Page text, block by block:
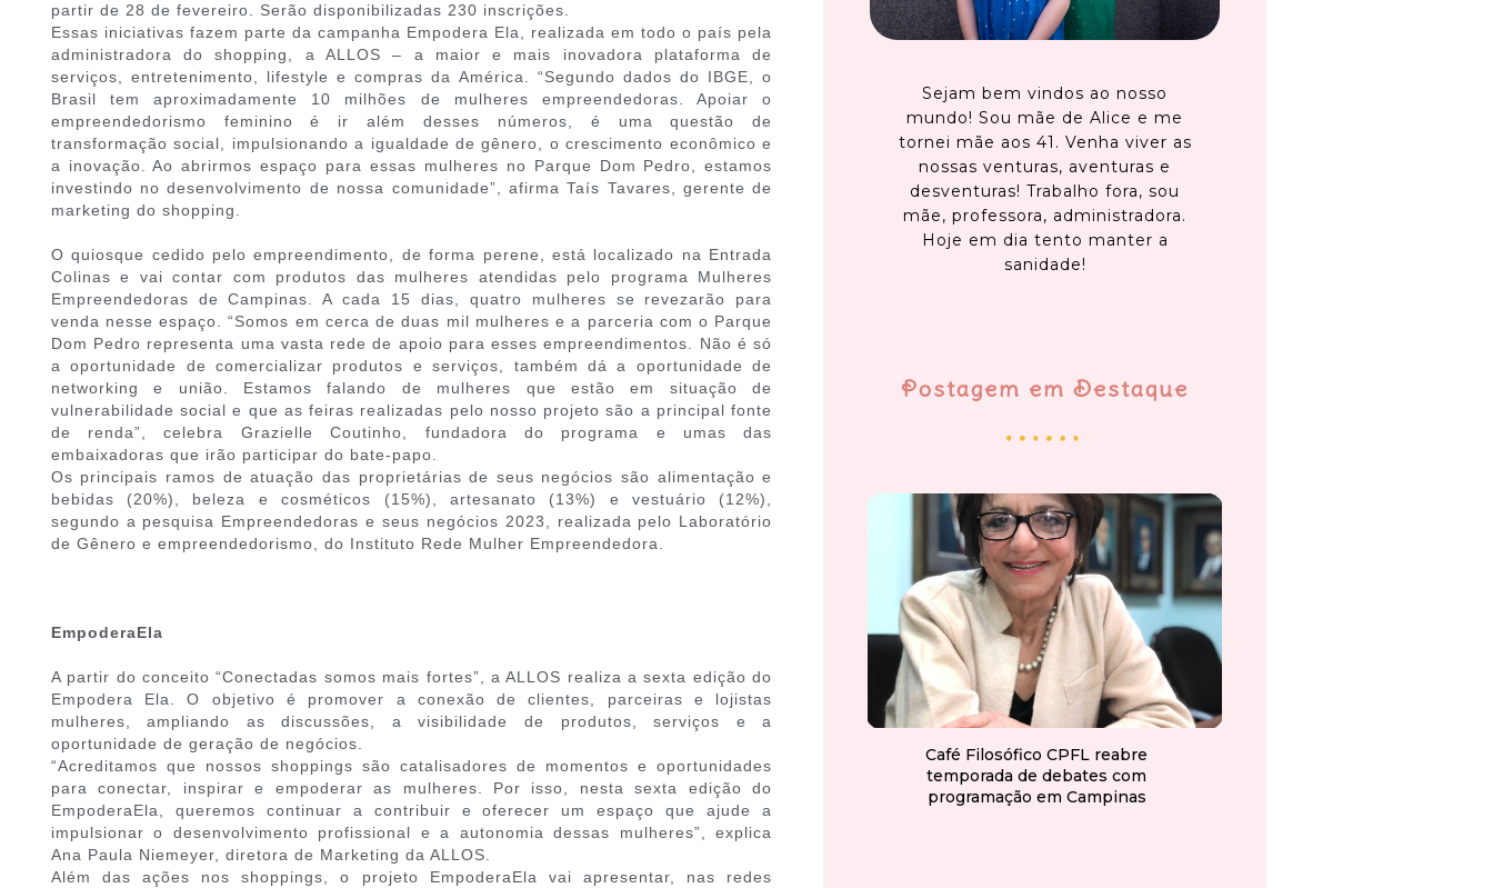
partir de 28 de fevereiro. Serão disponibilizadas 230 inscrições.
Essas iniciativas fazem parte da campanha Empodera Ela, realizada em todo o país pela
administradora do shopping, a ALLOS – a maior e mais inovadora plataforma de
serviços, entretenimento, lifestyle e compras da América. “Segundo dados do IBGE, o
Brasil tem aproximadamente 10 milhões de mulheres empreendedoras. Apoiar o
empreendedorismo feminino é ir além desses números, é uma questão de
transformação social, impulsionando a igualdade de gênero, o crescimento econômico e
a inovação. Ao abrirmos espaço para essas mulheres no Parque Dom Pedro, estamos
investindo no desenvolvimento de nossa comunidade”, afirma Taís Tavares, gerente de
marketing do shopping.
O quiosque cedido pelo empreendimento, de forma perene, está localizado na Entrada
Colinas e vai contar com produtos das mulheres atendidas pelo programa Mulheres
Empreendedoras de Campinas. A cada 15 dias, quatro mulheres se revezarão para
venda nesse espaço. “Somos em cerca de duas mil mulheres e a parceria com o Parque
Dom Pedro representa uma vasta rede de apoio para esses empreendimentos. Não é só
a oportunidade de comercializar produtos e serviços, também dá a oportunidade de
networking e união. Estamos falando de mulheres que estão em situação de
vulnerabilidade social e que as feiras realizadas pelo nosso projeto são a principal fonte
de renda”, celebra Grazielle Coutinho, fundadora do programa e umas das
embaixadoras que irão participar do bate-papo.
Os principais ramos de atuação das proprietárias de seus negócios são alimentação e
bebidas (20%), beleza e cosméticos (15%), artesanato (13%) e vestuário (12%),
segundo a pesquisa Empreendedoras e seus negócios 2023, realizada pelo Laboratório
de Gênero e empreendedorismo, do Instituto Rede Mulher Empreendedora.
EmpoderaEla
A partir do conceito “Conectadas somos mais fortes”, a ALLOS realiza a sexta edição do
Empodera Ela. O objetivo é promover a conexão de clientes, parceiras e lojistas
mulheres, ampliando as discussões, a visibilidade de produtos, serviços e a
oportunidade de geração de negócios.
“Acreditamos que nossos shoppings são catalisadores de momentos e oportunidades
para conectar, inspirar e empoderar as mulheres. Por isso, nesta sexta edição do
EmpoderaEla, queremos continuar a contribuir e oferecer um espaço que ajude a
impulsionar o desenvolvimento profissional e a autonomia dessas mulheres”, explica
Ana Paula Niemeyer, diretora de Marketing da ALLOS.
Além das ações nos shoppings, o projeto EmpoderaEla vai apresentar, nas redes
Sejam bem vindos ao nosso
mundo! Sou mãe de Alice e me
tornei mãe aos 41. Venha viver as
nossas venturas, aventuras e
desventuras! Trabalho fora, sou
mãe, professora, administradora.
Hoje em dia tento manter a
sanidade!
Postagem em Destaque
Café Filosófico CPFL reabre
temporada de debates com
programação em Campinas